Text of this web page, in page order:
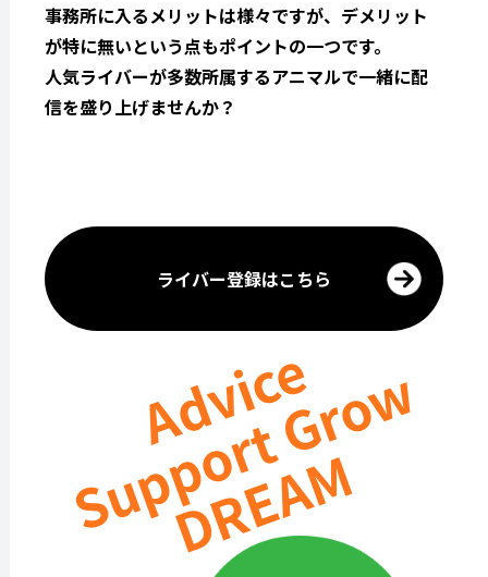
事務所に入るメリットは様々ですが、デメリット
が特に無いという点もポイントの一つです。
人気ライバーが多数所属するアニマルで一緒に配
信を盛り上げませんか？
ライバー登録はこちら
Advice
Support Grow
DREAM